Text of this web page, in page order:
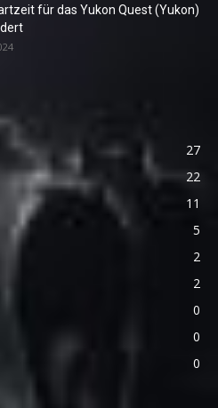
für das Yukon Quest (Yukon)
27
22
11
5
2
2
0
0
0